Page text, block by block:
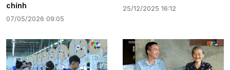
chính
07/05/2026 09:05
25/12/2025 16:12